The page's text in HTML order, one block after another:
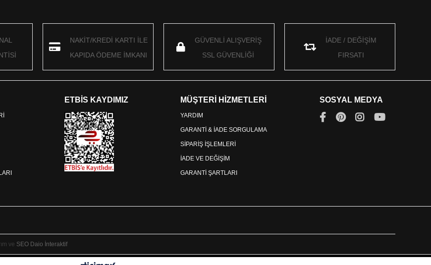
NAKİT/KREDİ KARTI İLE
KAPIDA ÖDEME İMKANI
GÜVENLİ ALIŞVERİŞ
SSL GÜVENLİĞİ
İADE / DEĞİŞİM
FIRSATI
ETBİS KAYDIMIZ MÜŞTERİ HİZMETLERİ
YARDIM
GARANTİ & İADE SORGULAMA
SİPARİŞ İŞLEMLERİ
İADE VE DEĞİŞİM
GARANTİ ŞARTLARI
SOSYAL MEDYA
ve SEO Daio İnteraktif